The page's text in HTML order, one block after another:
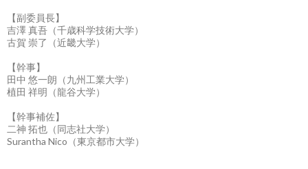
【副委員長】
吉澤 真吾（千歳科学技術大学）
古賀 崇了（近畿大学）
【幹事】
田中 悠一朗（九州工業大学）
植田 祥明（龍谷大学）
【幹事補佐】
二神 拓也（同志社大学）
Surantha Nico（東京都市大学）